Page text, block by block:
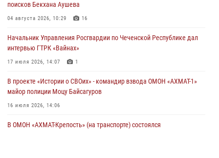
В Грозном Росгвардия обеспечила безопасность конно-спортивных
соревнований
поисков Бекхана Аушева
04 августа 2026, 10:29 16
Начальник Управления Росгвардии по Чеченской Республике дал
интервью ГТРК «Вайнах»
17 июля 2026, 14:07 1
В проекте «Истории о СВОих» - командир взвода ОМОН «АХМАТ-1»
майор полиции Моцу Байсагуров
16 июля 2026, 14:06
В ОМОН «АХМАТ-Крепость» (на транспорте) состоялся